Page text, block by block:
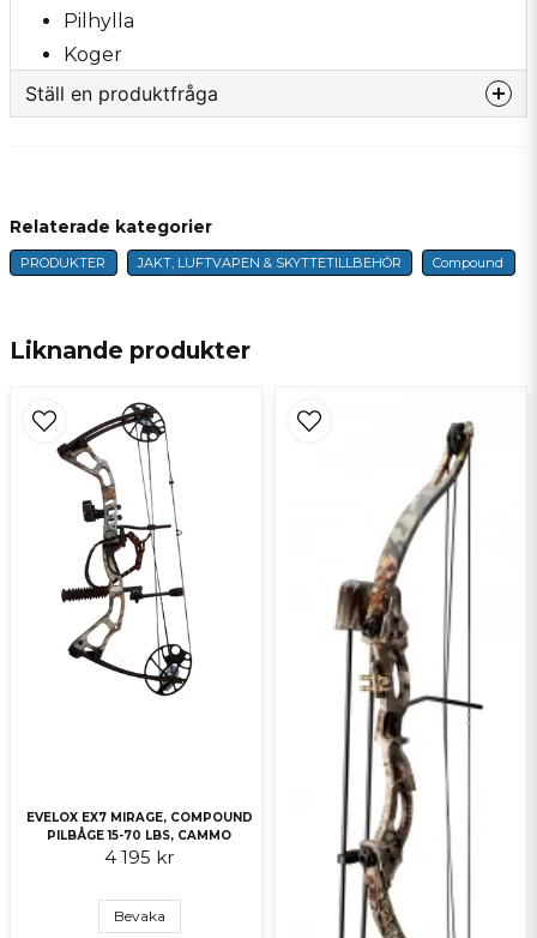
Pilhylla
Koger
Ställ en produktfråga
name
Namn
Ja, ni får publicera min fråga
Liknande produkter
EVELOX EX7 MIRAGE, COMPOUND
PILBÅGE 15-70 LBS, CAMMO
4 195 kr
Bevaka
Relaterade kategorier
PRODUKTER JAKT, LUFTVAPEN & SKYTTETILLBEHÖR Compound